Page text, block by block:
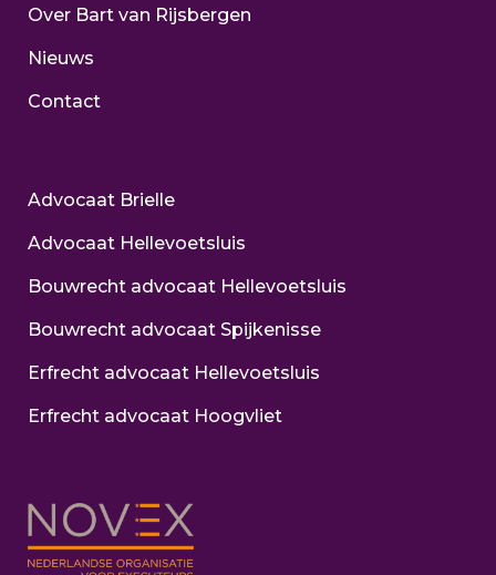
Over Bart van Rijsbergen
Nieuws
Contact
Advocaat Brielle
Advocaat Hellevoetsluis
Bouwrecht advocaat Hellevoetsluis
Bouwrecht advocaat Spijkenisse
Erfrecht advocaat Hellevoetsluis
Erfrecht advocaat Hoogvliet